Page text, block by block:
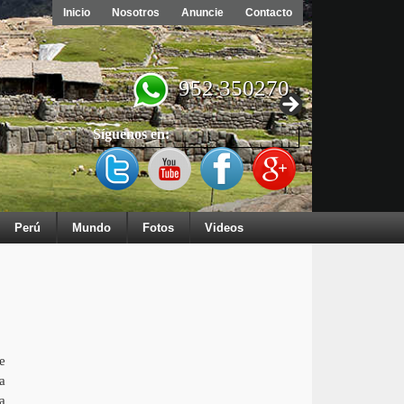
Inicio Nosotros Anuncie Contacto
952 350270
Síguenos en:
Perú Mundo Fotos Videos